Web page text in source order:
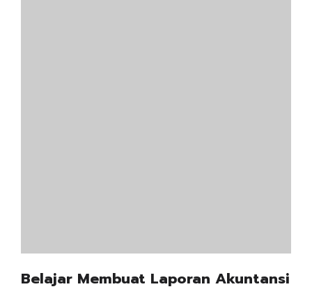
Belajar Membuat Laporan Akuntansi